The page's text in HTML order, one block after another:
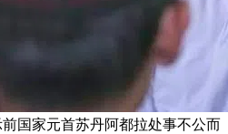
国家元首苏丹阿都拉处事不公而